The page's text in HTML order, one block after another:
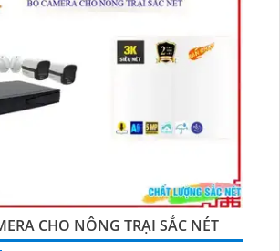
CHO NÔNG TRẠI SẮC NÉT